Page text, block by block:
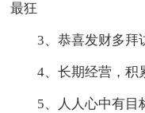
最狂
3、恭喜发财多拜
4、长期经营，积
5、人人心中有目